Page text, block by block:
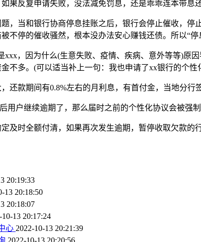
果反复申请失败，没法减免罚息，还是乖乖连本带息
，当和银行协商停息挂账之后，银行会停止催收，
不停的催收骚然，根本没办法安心赚钱还债。所以“停
xxx，因为什么(生意失败、疫情、疾病、意外等等)
不多。(可以适当补上一句：我也申请了xx银行的个
还款期间有0.8%左右的月利息，有首付金，当地分
用户继续逾期了，那么届时之前的个性化协议会被强
及时全额付清，如果再次发生逾期，暂停收取欠款
20:19:33
13 20:18:50
20:18:07
10-13 20:17:24
心 2022-10-13 20:21:39
2022-10-13 20:20:56